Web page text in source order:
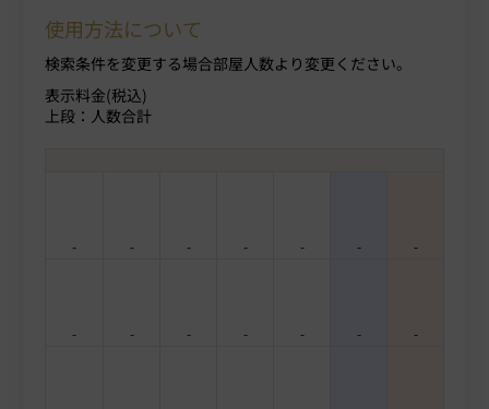
使用方法について
検索条件を変更する場合部屋人数より変更ください。
表示料金(税込)
上段：人数合計
- - - - - - -
- - - - - - -